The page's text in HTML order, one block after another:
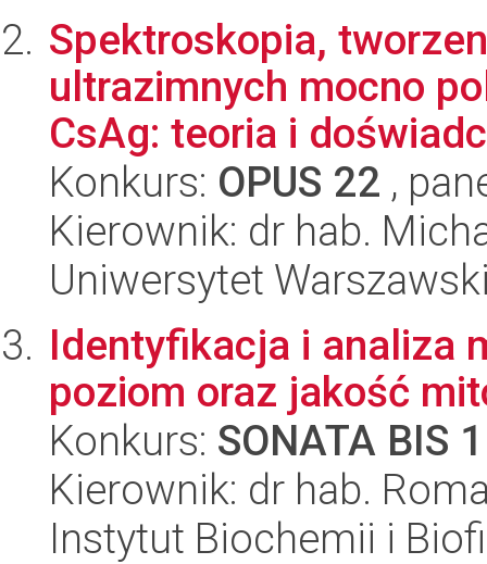
Spektroskopia,
ultrazimnych mocno
CsAg: teoria i
Konkurs: OPUS 22 ,
Kierownik: dr hab.
Uniwersytet
Identyfikacja i analiza
poziom oraz jakość
Konkurs: SONATA BIS
Kierownik: dr hab.
Instytut Biochemii i